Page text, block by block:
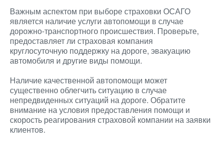
Важным аспектом при выборе страховки ОСАГО
является наличие услуги автопомощи в случае
дорожно-транспортного происшествия. Проверьте,
предоставляет ли страховая компания
круглосуточную поддержку на дороге, эвакуацию
автомобиля и другие виды помощи.
Наличие качественной автопомощи может
существенно облегчить ситуацию в случае
непредвиденных ситуаций на дороге. Обратите
внимание на условия предоставления помощи и
скорость реагирования страховой компании на заявки
клиентов.